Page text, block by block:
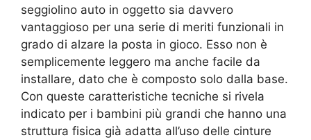
seggiolino auto in oggetto sia davvero
vantaggioso per una serie di meriti funzionali in
grado di alzare la posta in gioco. Esso non è
semplicemente leggero ma anche facile da
installare, dato che è composto solo dalla base.
Con queste caratteristiche tecniche si rivela
indicato per i bambini più grandi che hanno una
struttura fisica già adatta all’uso delle cinture